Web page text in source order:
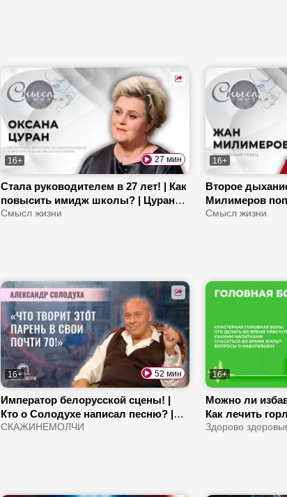
16+ 27 мин
Стала руководителем в 27 лет! | Как
повысить имидж школы? | Цуран
про систему образования,
Смысл жизни
16+
Второе
Милимеров
«Голос»? |
Смысл жизни
16+ 52 мин
Император белорусской сцены! |
Кто о Солодухе написал песню? |
Как артист поборол алкоголизм?
СКАЖИНЕМОЛЧИ
16+
Можно ли
Как лечить
цитрусовые
Здорово